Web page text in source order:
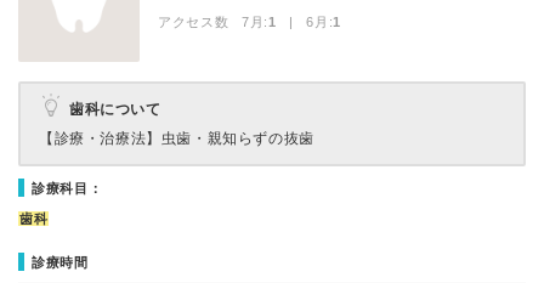
アクセス数 7月:1 | 6月:1
歯科について
【診療・治療法】 虫歯・親知らずの抜歯
診療科目：
歯科
診療時間